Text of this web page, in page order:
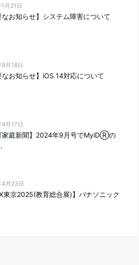
月21日
なお知らせ】システム障害について
月18日
なお知らせ】iOS 14対応について
月17日
家庭新聞】2024年9月号でMyiDⓇの
月23日
東京2025(教育総合展)】パナソニック